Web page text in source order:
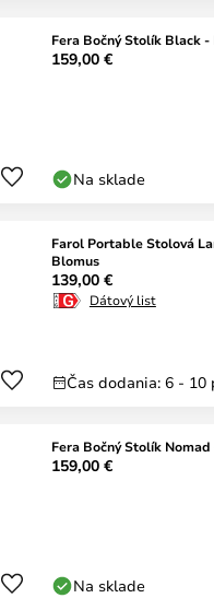
Fera Bočný Stolík Black -
159,00 €
Na sklade
Farol Portable Stolová
Blomus
139,00 €
Dátový list
Čas dodania: 6 - 10
Fera Bočný Stolík
159,00 €
Na sklade